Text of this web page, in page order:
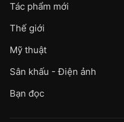
Tác phẩm mới
Thế giới
Mỹ thuật
Sân khấu - Điện ảnh
Bạn đọc